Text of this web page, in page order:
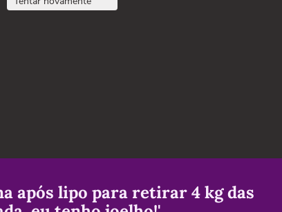
após lipo para retirar 4 kg das